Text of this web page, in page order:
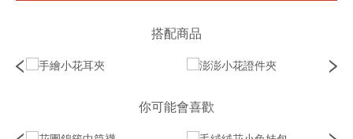
搭配商品
你可能會喜歡